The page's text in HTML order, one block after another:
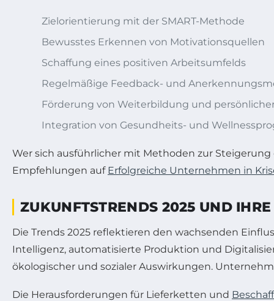
Zielorientierung mit der SMART-Methode
Bewusstes Erkennen von Motivationsquellen
Schaffung eines positiven Arbeitsumfelds
Regelmäßige Feedback- und
Förderung von Weiterbildung und
Integration von Gesundheits- und
Wer sich ausführlicher mit Methoden zur
Empfehlungen auf Erfolgreiche Unternehmen in
ZUKUNFTSTRENDS 2025 UND
Die Trends 2025 reflektieren den wachsenden
Intelligenz, automatisierte Produktion und
ökologischer und sozialer Auswirkungen.
Die Herausforderungen für Lieferketten und